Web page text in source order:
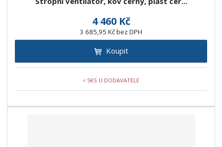
4 460 Kč
3 685,95 Kč bez DPH
Koupit
< 5KS U DODAVATELE